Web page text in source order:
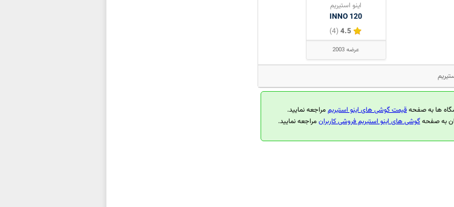
اینو استیریم
INNO 120
4.5
(4)
عرضه 2003
ها به صفحهقیمت گوشی های اینو استیریممراجعه نمایید.
به صفحهگوشی های اینو استیریم فروشی کاربرانمراجعه نمایید.